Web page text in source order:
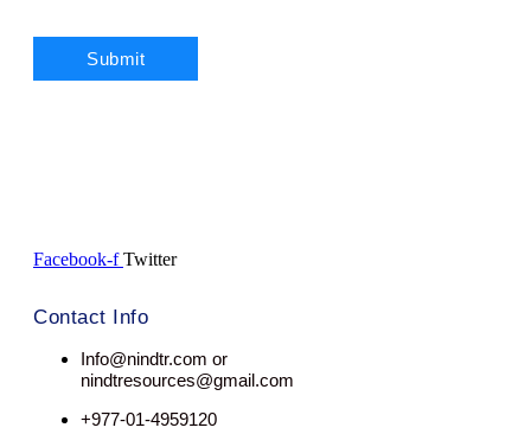
Facebook-f Twitter
Contact Info
Info@nindtr.com or
nindtresources@gmail.com
+977-01-4959120